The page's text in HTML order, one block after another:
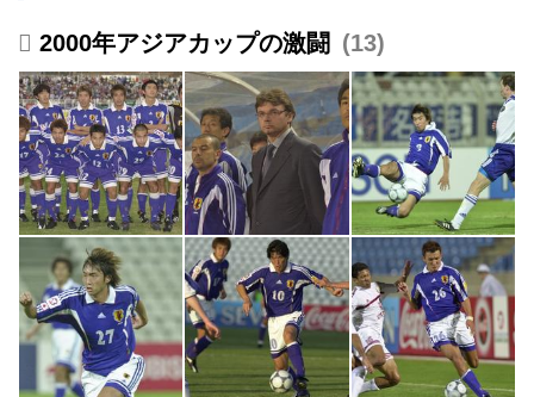
2000年アジアカップの激闘 13